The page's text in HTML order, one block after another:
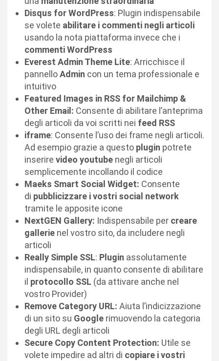
Disqus for WordPress: Plugin indispensabile
se volete abilitare i commenti negli articoli
usando la nota piattaforma invece che i
commenti WordPress
Everest Admin Theme Lite: Arricchisce il
pannelloAdmin con un tema professionale e
intuitivo
Featured Images in RSS for Mailchimp &
Other Email: Consente di abilitare l’anteprima
degli articoli da voi scritti nei feed RSS
iframe: Consente l’uso dei frame negli articoli.
Ad esempio grazie a questo plugin potrete
inserire video youtube negli articoli
semplicemente incollando il codice
Maeks Smart Social Widget: Consente
di pubblicizzare i vostri social network
tramite le apposite icone
NextGEN Gallery: Indispensabile per creare
gallerie nel vostro sito, da includere negli
articoli
Really Simple SSL: Plugin assolutamente
indispensabile, in quanto consente di abilitare
il protocollo SSL (da attivare anche nel
vostro Provider)
Remove Category URL: Aiuta l’indicizzazione
di un sito su Google rimuovendo la categoria
degli URL degli articoli
Secure Copy Content Protection: Utile se
volete impedire ad altri di copiare i vostri